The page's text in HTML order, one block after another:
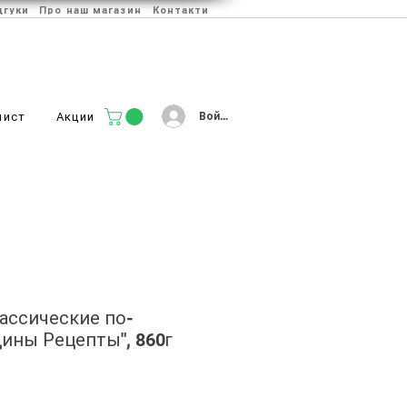
Про наш магазин Контакти
Акции Войти
по-
Рецепты", 860г